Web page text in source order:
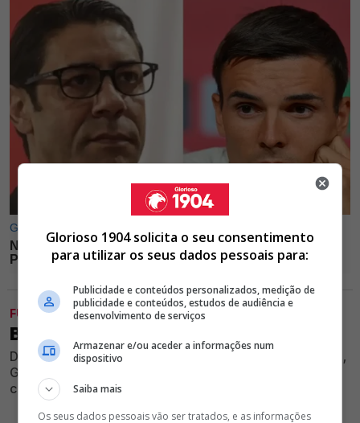
FUTEBOL
BENFICA PERDE 1-0 COM O ALVERCA
Durante amigável de preparação para a próxima época,
Glorioso não conseguiu impedir a derrota diante do
clube do Ribatejo no Seixal
Glorioso 1904 solicita o seu consentimento
para utilizar os seus dados pessoais para:
Publicidade e conteúdos personalizados, medição de
publicidade e conteúdos, estudos de audiência e
desenvolvimento de serviços
Armazenar e/ou aceder a informações num
dispositivo
Saiba mais
Os seus dados pessoais vão ser tratados, e as informações